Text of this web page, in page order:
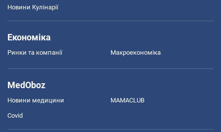
Новини Кулінарії
Економіка
Ринки та компанії Макроекономіка
MedOboz
Новини медицини MAMACLUB
Covid